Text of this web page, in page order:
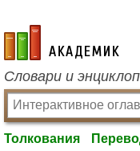
academic.ru
Словари и
Толкования